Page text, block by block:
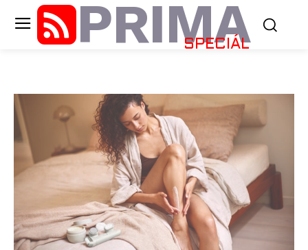
PRIMA
SPECIÁL